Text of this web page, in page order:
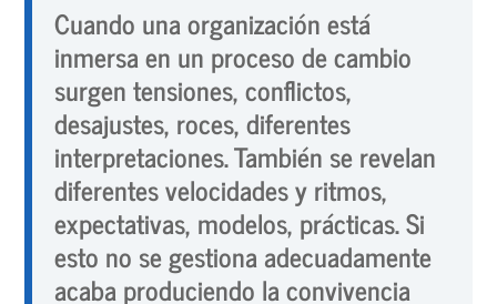
Cuando una organización está
inmersa en un proceso de cambio
surgen tensiones, conflictos,
desajustes, roces, diferentes
interpretaciones. También se revelan
diferentes velocidades y ritmos,
expectativas, modelos, prácticas. Si
esto no se gestiona adecuadamente
acaba produciendo la convivencia